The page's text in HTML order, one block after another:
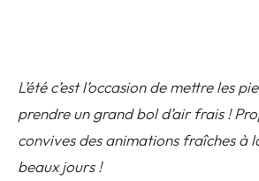
L’été c’est l’occasion de mettre les
prendre un grand bol d’air frais !
convives des animations fraîches à
beaux jours !